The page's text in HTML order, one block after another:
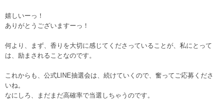
嬉しいーっ！
ありがとうございますーっ！
何より、まず、香りを大切に感じてくださっていることが、私にとって
は、励まされることなのです。
これからも、公式LINE抽選会は、続けていくので、奮ってご応募くださ
いね。
なにしろ、まだまだ高確率で当選しちゃうのです。